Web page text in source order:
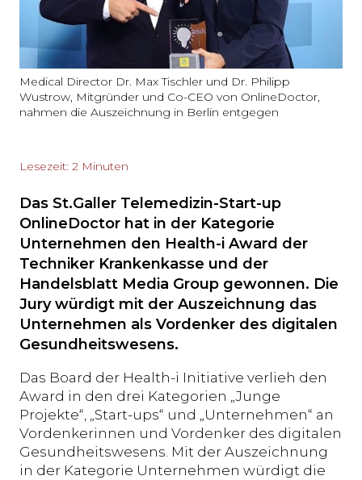
Medical Director Dr. Max Tischler und Dr. Philipp
Wustrow, Mitgründer und Co-CEO von OnlineDoctor,
nahmen die Auszeichnung in Berlin entgegen
Lesezeit: 2 Minuten
Das St.Galler Telemedizin-Start-up
OnlineDoctor hat in der Kategorie
Unternehmen den Health-i Award der
Techniker Krankenkasse und der
Handelsblatt Media Group gewonnen. Die
Jury würdigt mit der Auszeichnung das
Unternehmen als Vordenker des digitalen
Gesundheitswesens.
Das Board der Health-i Initiative verlieh den
Award in den drei Kategorien „Junge
Projekte“, „Start-ups“ und „Unternehmen“ an
Vordenkerinnen und Vordenker des digitalen
Gesundheitswesens. Mit der Auszeichnung
in der Kategorie Unternehmen würdigt die